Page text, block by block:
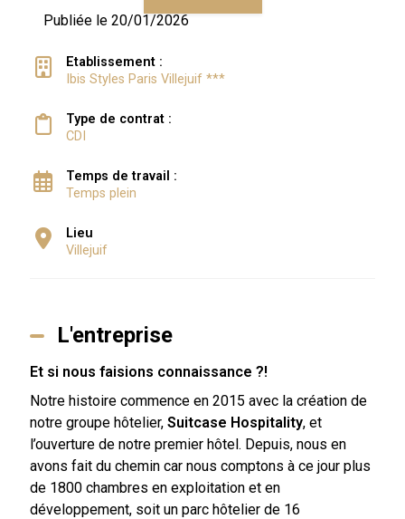
Publiée le 20/01/2026
Etablissement :
Ibis Styles Paris Villejuif ***
Type de contrat :
CDI
Temps de travail :
Temps plein
Lieu
Villejuif
L'entreprise
Et si nous faisions connaissance ?!
Notre histoire commence en 2015 avec la création de
notre groupe hôtelier, Suitcase Hospitality, et
l’ouverture de notre premier hôtel. Depuis, nous en
avons fait du chemin car nous comptons à ce jour plus
de 1800 chambres en exploitation et en
développement, soit un parc hôtelier de 16